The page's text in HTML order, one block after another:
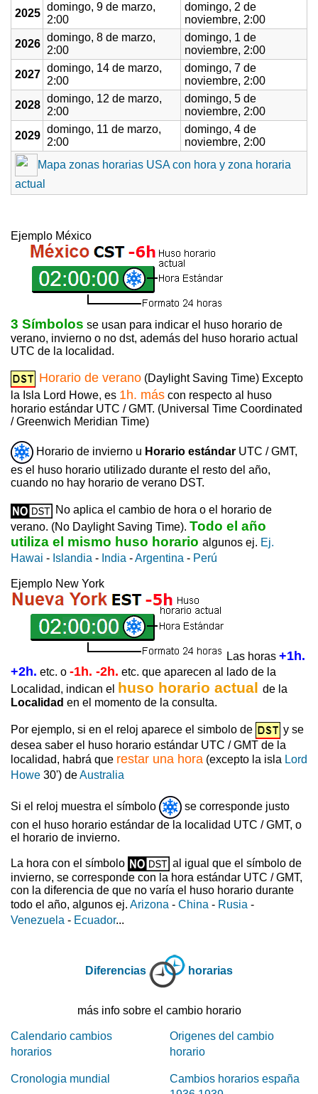
2025
domingo, 9 de marzo,
2:00
domingo, 2 de
noviembre, 2:00
2026
domingo, 8 de marzo,
2:00
domingo, 1 de
noviembre, 2:00
2027
domingo, 14 de marzo,
2:00
domingo, 7 de
noviembre, 2:00
2028
domingo, 12 de marzo,
2:00
domingo, 5 de
noviembre, 2:00
2029
domingo, 11 de marzo,
2:00
domingo, 4 de
noviembre, 2:00
Mapa zonas horarias USA con hora y zona horaria
actual
Ejemplo México
3 Símbolos se usan para indicar el huso horario de
verano, invierno o no dst, además del huso horario actual
UTC de la localidad.
Horario de verano (Daylight Saving Time) Excepto
la Isla Lord Howe, es 1h. más con respecto al huso
horario estándar UTC / GMT. (Universal Time Coordinated
/ Greenwich Meridian Time)
Horario de invierno u Horario estándar UTC / GMT,
es el huso horario utilizado durante el resto del año,
cuando no hay horario de verano DST.
No aplica el cambio de hora o el horario de
verano. (No Daylight Saving Time). Todo el año
utiliza el mismo huso horario algunos ej. Ej.
Hawai - Islandia - India -Argentina - Perú
Ejemplo New York
Las horas +1h.
+2h. etc. o -1h. -2h. etc. que aparecen al lado de la
Localidad, indican el huso horario actual de la
Localidad en el momento de la consulta.
Por ejemplo, si en el reloj aparece el simbolo de
y se
desea saber el huso horario estándar UTC / GMT de la
localidad, habrá que restar una hora (excepto la isla Lord
Howe 30') deAustralia
Si el reloj muestra el símbolo
se corresponde justo
con el huso horario estándar de la localidad UTC / GMT, o
el horario de invierno.
La hora con el símbolo
al igual que el símbolo de
invierno, se corresponde con la hora estándar UTC / GMT,
con la diferencia de que no varía el huso horario durante
todo el año, algunos ej. Arizona - China - Rusia -
Venezuela - Ecuador...
Diferencias horarias
más info sobre el cambio horario
Calendario cambios
horarios
Cronologia mundial
Origenes del cambio
horario
Cambios horarios españa